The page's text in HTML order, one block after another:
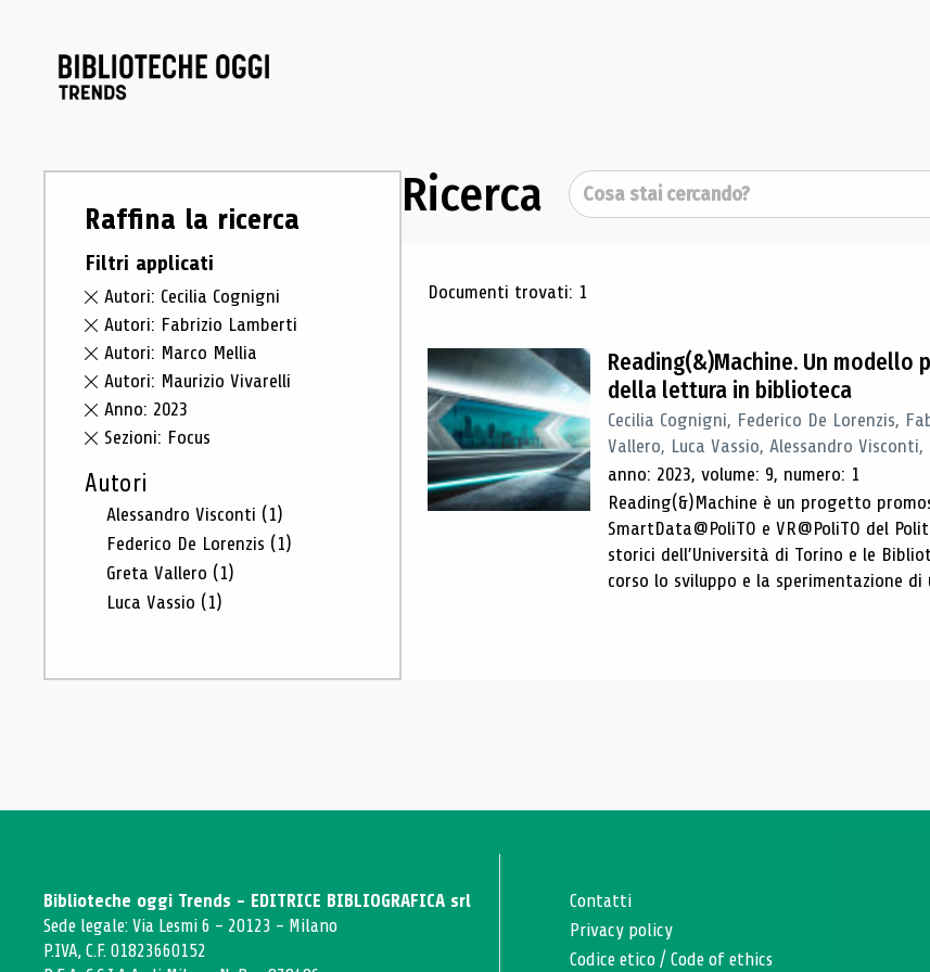
Raffina la ricerca
Filtri applicati
Autori: Cecilia Cognigni
Autori: Fabrizio Lamberti
Autori: Marco Mellia
Autori: Maurizio Vivarelli
Anno: 2023
Sezioni: Focus
Autori
Alessandro Visconti (1)
Federico De Lorenzis (1)
Greta Vallero (1)
Luca Vassio (1)
Ricerca Cerca
Risultati di ricerca
Documenti trovati: 1
Reading(&)Machine. Un
della lettura in biblioteca
Cecilia Cognigni, Federico De Lorenzis,
Vallero, Luca Vassio, Alessandro
anno: 2023, volume: 9, numero: 1
Reading(&)Machine è un progetto
SmartData@PoliTO e VR@PoliTO del
storici dell’Università di Torino e le
corso lo sviluppo e la sperimentazione
Biblioteche oggi Trends - EDITRICE BIBLIOGRAFICA srl
Sede legale: Via Lesmi 6 - 20123 - Milano
P.IVA, C.F. 01823660152
Contatti
Privacy policy
Codice etico /Code of ethics